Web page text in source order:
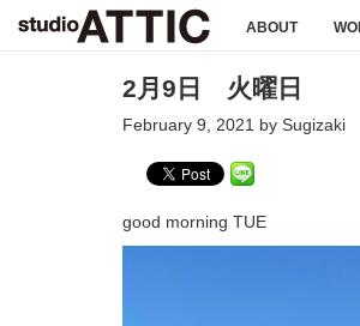
ABOUT
2月9日 火曜日
February 9, 2021 by Sugizaki
good morning TUE